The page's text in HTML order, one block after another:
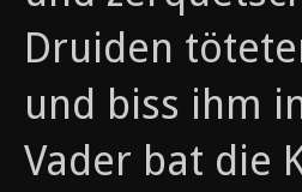
Druiden
und biss ihm
Vader bat die